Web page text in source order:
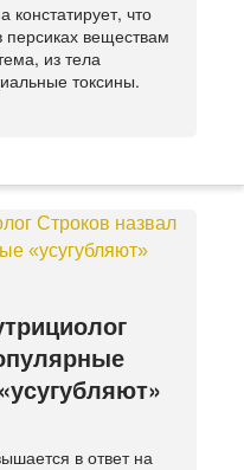
что
веществам
из тела
токсины.
в ответ на